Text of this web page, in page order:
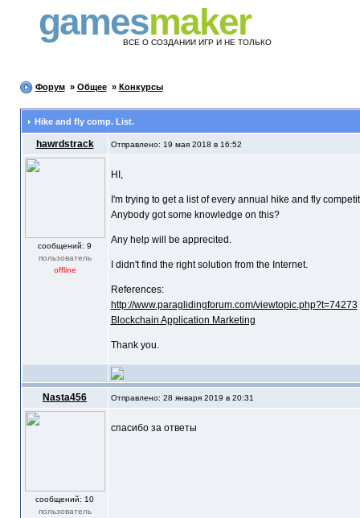
gamesmaker
ВСЕ О СОЗДАНИИ ИГР И НЕ ТОЛЬКО
Форум» Общее» Конкурсы
Hike and fly comp. List.
hawrdstrack Отправлено: 19 мая 2018 в 16:52
cообщений: 9
пользователь
offline
HI,
I'm trying to get a list of every annual hike and fly
Anybody got some knowledge on this?
Any help will be apprecited.
I didn't find the right solution from the Internet.
References:
http://www.paraglidingforum.com/viewtopic.php?t=74273
Blockchain Application Marketing
Thank you.
Nasta456 Отправлено: 28 января 2019 в 20:31
cообщений: 10
пользователь
спасибо за ответы